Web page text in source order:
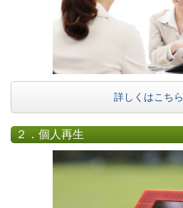
詳しくはこちら
２．個人再生